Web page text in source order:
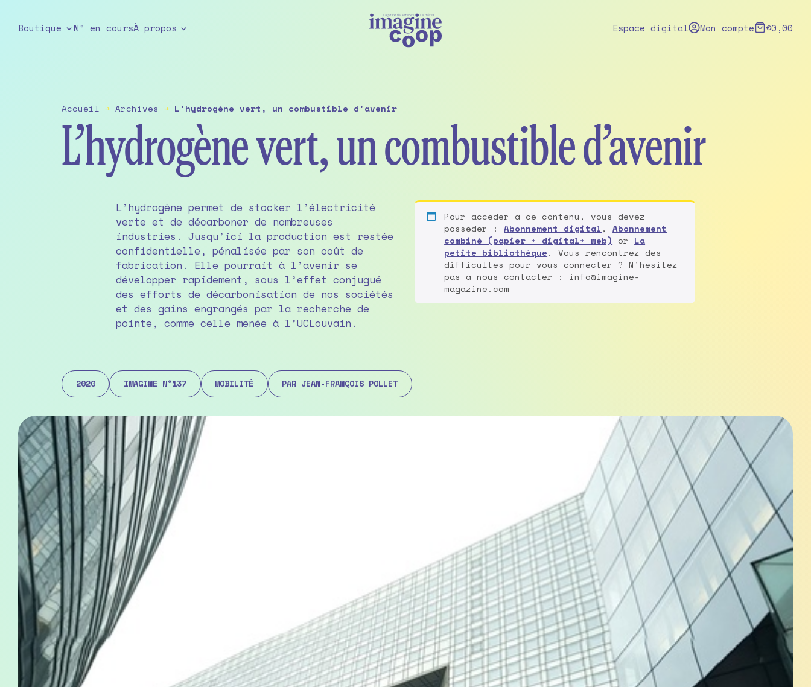
Boutique N° en coursÀ propos Espace digital Mon compte €0,00
Accueil ➔ Archives ➔ L’hydrogène vert, un combustible d’avenir
L’hydrogène vert, un combustible d’avenir
L’hydrogène permet de stocker l’électricité
verte et de décarboner de nombreuses
industries. Jusqu’ici la production est restée
confidentielle, pénalisée par son coût de
fabrication. Elle pourrait à l’avenir se
développer rapidement, sous l’effet conjugué
des efforts de décarbonisation de nos sociétés
et des gains engrangés par la recherche de
pointe, comme celle menée à l’UCLouvain.
Pour accéder à ce contenu, vous devez
posséder :Abonnement digital ,Abonnement
combiné (papier + digital+ web) or La
petite bibliothèque. Vous rencontrez des
difficultés pour vous connecter ? N'hésitez
pas à nous contacter : info@imagine-
magazine.com
2020 IMAGINE N°137 MOBILITÉ PAR JEAN-FRANÇOIS POLLET